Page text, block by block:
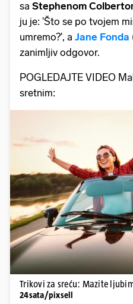
sa Stephenom
ju je: 'Što se po tvojem
umremo?', a Jane Fonda
zanimljiv odgovor.
POGLEDAJTE VIDEO
sretnim:
Trikovi za sreću: Mazite
24sata/pixsell